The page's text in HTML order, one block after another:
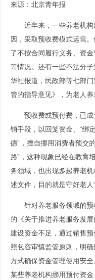
来源：北京青年报
近年来，一些养老机构
因，采取预收费模式运营
了不按合同履行义务、资
等情况。还有一些不法分
华社报道，民政部等七部
管的指导意见》，为老人养
预收费或预付费，已成
销手段，以回笼资金、“绑
德”，擅自挪用消费者预交
路”，这种现象已经在教育
务领域，也出现多起养老机
述文件，目的就是守好老人
针对养老服务领域的预
的《关于推进养老服务发
建设资金不足，通过销售
照包容审慎监管原则，明
方式确保资金管理使用安
某些养老机构挪用预付资金